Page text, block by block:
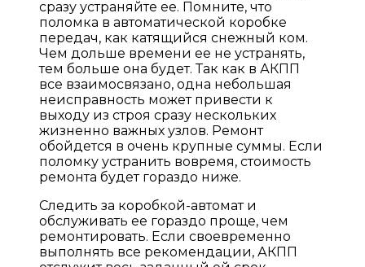
сразу устраняйте ее. Помните, что
поломка в автоматической коробке
передач, как катящийся снежный ком.
Чем дольше времени ее не устранять,
тем больше она будет. Так как в АКПП
все взаимосвязано, одна небольшая
неисправность может привести к
выходу из строя сразу нескольких
жизненно важных узлов. Ремонт
обойдется в очень крупные суммы. Если
поломку устранить вовремя, стоимость
ремонта будет гораздо ниже.
Следить за коробкой-автомат и
обслуживать ее гораздо проще, чем
ремонтировать. Если своевременно
выполнять все рекомендации, АКПП